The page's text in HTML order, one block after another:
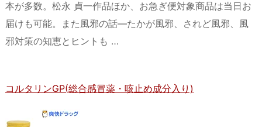
本が多数。松永 貞一作品ほか、お急ぎ便対象商品は当日お
届けも可能。また風邪の話―たかが風邪、されど風邪、風
邪対策の知恵とヒントも …
コルタリンGP(総合感冒薬・咳止め成分入り)